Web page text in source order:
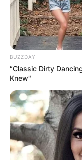
BUZZDAY
“Classic Dirty
Knew"